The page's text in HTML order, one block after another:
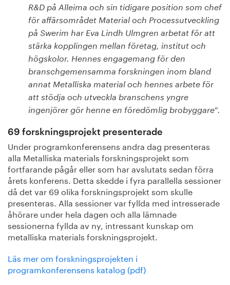
R&D på Alleima och sin tidigare position som chef
för affärsområdet Material och Processutveckling
på Swerim har Eva Lindh Ulmgren arbetat för att
stärka kopplingen mellan företag, institut och
högskolor. Hennes engagemang för den
branschgemensamma forskningen inom bland
annat Metalliska material och hennes arbete för
att stödja och utveckla branschens yngre
ingenjörer gör henne en föredömlig brobyggare”.
69 forskningsprojekt presenterade
Under programkonferensens andra dag presenteras
alla Metalliska materials forskningsprojekt som
fortfarande pågår eller som har avslutats sedan förra
årets konferens. Detta skedde i fyra parallella sessioner
då det var 69 olika forskningsprojekt som skulle
presenteras. Alla sessioner var fyllda med intresserade
åhörare under hela dagen och alla lämnade
sessionerna fyllda av ny, intressant kunskap om
metalliska materials forskningsprojekt.
Läs mer om forskningsprojekten i
programkonferensens katalog (pdf)